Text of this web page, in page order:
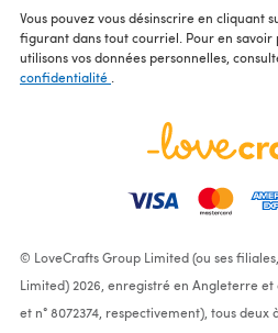
Vous pouvez vous désinscrire en cliquant
figurant dans tout courriel. Pour en savoir
utilisons vos données personnelles,
confidentialité
© LoveCrafts Group Limited (ou ses
Limited) 2026, enregistré en Angleterre et
et n° 8072374, respectivement), tous deux